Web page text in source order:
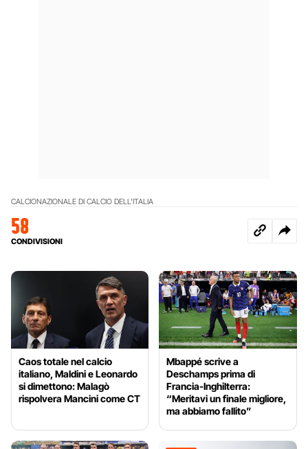
CALCIONAZIONALE DI CALCIO DELL'ITALIA
58
CONDIVISIONI
Caos totale nel calcio
italiano, Maldini e Leonardo
si dimettono: Malagò
rispolvera Mancini come CT
Mbappé scrive a
Deschamps prima di
Francia-Inghilterra:
“Meritavi un finale migliore,
ma abbiamo fallito”